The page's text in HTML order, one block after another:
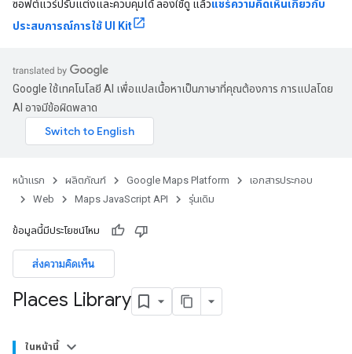
ซอฟต์แวร์ปรับแต่งและควบคุมได้ ลองใช้ดู แล้วแชร์ความคิดเห็นเกี่ยวกับ
ประสบการณ์การใช้ UI Kit
Google ใช้เทคโนโลยี AI เพื่อแปลเนื้อหาเป็นภาษาที่คุณต้องการ การแปลโดย
AI อาจมีข้อผิดพลาด
หน้าแรก ผลิตภัณฑ์ Google Maps Platform
เอกสารประกอบ
Web
Maps JavaScript API รุ่นเดิม
ข้อมูลนี้มีประโยชน์ไหม
ส่งความคิดเห็น
Places Library
ในหน้านี้